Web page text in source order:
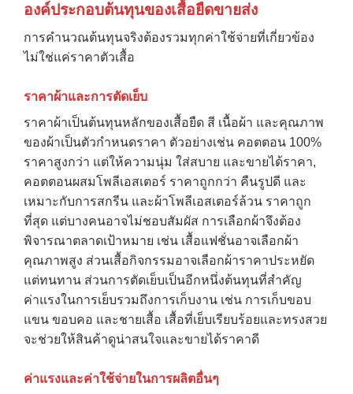
องค์ประกอบต้นทุนของเสื้อยืดขายส่ง
การคำนวณต้นทุนจริงต้องรวมทุกค่าใช้จ่ายที่เกี่ยวข้อง
ไม่ใช่แค่ราคาตัวเสื้อ
ราคาผ้าและการตัดเย็บ
ราคาผ้าเป็นต้นทุนหลักของเสื้อยืด สี เนื้อผ้า และคุณภาพ
ของผ้าเป็นตัวกำหนดราคา ตัวอย่างเช่น คอตตอน 100%
ราคาสูงกว่า แต่ให้ความนุ่ม ใส่สบาย และขายได้ราคา,
คอตตอนผสมโพลีเอสเตอร์ ราคาถูกกว่า คืนรูปดี และ
เหมาะกับการสกรีน และผ้าโพลีเอสเตอร์ล้วน ราคาถูก
ที่สุด แต่บางคนอาจไม่ชอบสัมผัส การเลือกผ้าจึงต้อง
พิจารณาตลาดเป้าหมาย เช่น เสื้อแฟชั่นอาจเลือกผ้า
คุณภาพสูง ส่วนเสื้อกิจกรรมอาจเลือกผ้าราคาประหยัด
แต่ทนทาน ส่วนการตัดเย็บเป็นอีกหนึ่งต้นทุนที่สำคัญ
ค่าแรงในการเย็บรวมถึงการเก็บงาน เช่น การเก็บขอบ
แขน ขอบคอ และชายเสื้อ เสื้อที่เย็บเรียบร้อยและทรงสวย
จะช่วยให้สินค้าดูน่าสนใจและขายได้ราคาดี
ค่าแรงและค่าใช้จ่ายในการผลิตอื่นๆ